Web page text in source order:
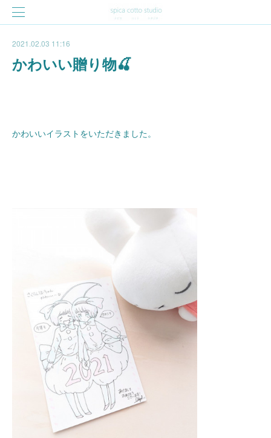
2021.02.03 11:16
かわいい贈り物🍒
かわいいイラストをいただきました。